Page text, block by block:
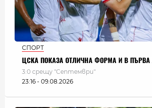
СПОРТ
ЦСКА ПОКАЗА ОТЛИЧНА ФОРМА И В ПЪРВА
3:0 срещу "Септември"
23:16 - 09.08.2026